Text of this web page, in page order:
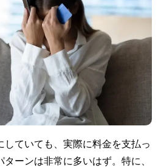
していても、実際に料金を支払っ
ーンは非常に多いはず。特に、